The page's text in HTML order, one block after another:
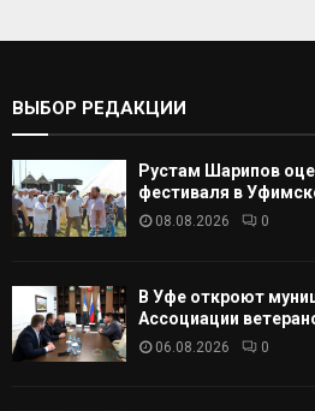
ВЫБОР РЕДАКЦИИ
Рустам Шарипов
фестиваля в
08.08.2026 0
В Уфе откроют
Ассоциации
06.08.2026 0